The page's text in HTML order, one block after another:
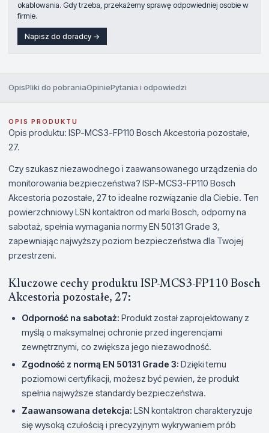
okablowania. Gdy trzeba, przekażemy sprawę odpowiedniej osobie w
firmie.
Napisz do doradcy →
OpisPliki do pobraniaOpiniePytania i odpowiedzi
OPIS PRODUKTU
Opis produktu: ISP-MCS3-FP110 Bosch Akcestoria pozostałe,
27.
Czy szukasz niezawodnego i zaawansowanego urządzenia do
monitorowania bezpieczeństwa? ISP-MCS3-FP110 Bosch
Akcestoria pozostałe, 27 to idealne rozwiązanie dla Ciebie. Ten
powierzchniowy LSN kontaktron od marki Bosch, odporny na
sabotaż, spełnia wymagania normy EN 50131 Grade 3,
zapewniając najwyższy poziom bezpieczeństwa dla Twojej
przestrzeni.
Kluczowe cechy produktu ISP-MCS3-FP110 Bosch
Akcestoria pozostałe, 27:
Odporność na sabotaż: Produkt został zaprojektowany z
myślą o maksymalnej ochronie przed ingerencjami
zewnętrznymi, co zwiększa jego niezawodność.
Zgodność z normą EN 50131 Grade 3: Dzięki temu
poziomowi certyfikacji, możesz być pewien, że produkt
spełnia najwyższe standardy bezpieczeństwa.
Zaawansowana detekcja: LSN kontaktron charakteryzuje
się wysoką czułością i precyzyjnym wykrywaniem prób